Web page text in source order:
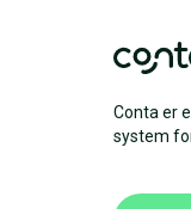
Conta er
system